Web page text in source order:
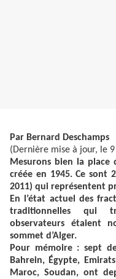
Par Bernard Deschamps
(Dernière mise à jour, le
Mesurons bien la place
créée en 1945. Ce sont
2011) qui représentent
En l’état actuel des
traditionnelles qui
observateurs étaient
sommet d’Alger.
Pour mémoire : sept
Bahrein, Égypte,
Maroc, Soudan, ont